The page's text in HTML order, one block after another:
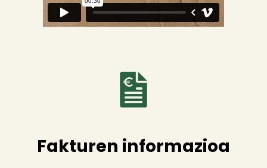
Fakturen informazioa